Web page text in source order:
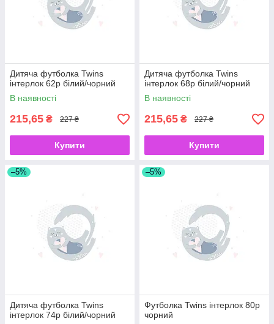
Дитяча футболка Twins
інтерлок 62р білий/чорний
В наявності
215,65 ₴ 227 ₴
Купити
Дитяча футболка Twins
інтерлок 68р білий/чорний
В наявності
215,65 ₴ 227 ₴
Купити
–5%
Дитяча футболка Twins
інтерлок 74р білий/чорний
–5%
Футболка Twins інтерлок 80р
чорний